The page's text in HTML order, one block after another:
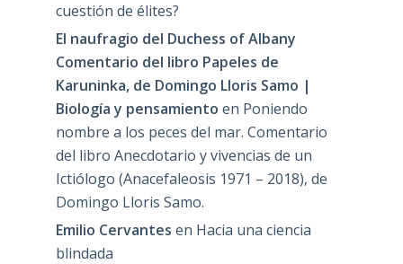
cuestión de élites?
El naufragio del Duchess of Albany
Comentario del libro Papeles de
Karuninka, de Domingo Lloris Samo |
Biología y pensamiento en Poniendo
nombre a los peces del mar. Comentario
del libro Anecdotario y vivencias de un
Ictiólogo (Anacefaleosis 1971 – 2018), de
Domingo Lloris Samo.
Emilio Cervantes en Hacia una ciencia
blindada